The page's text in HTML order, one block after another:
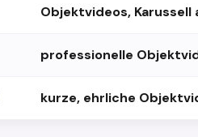
Objektvideos, Karussell
professionelle
kurze, ehrliche